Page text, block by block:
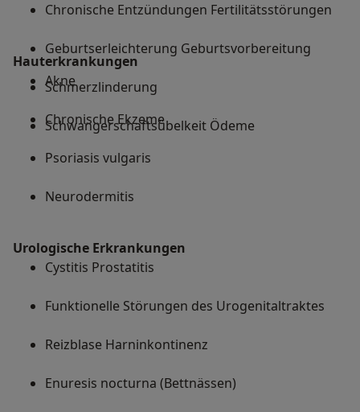
Chronische Entzündungen Fertilitätsstörungen
Geburtserleichterung Geburtsvorbereitung
Schmerzlinderung
Schwangerschaftsübelkeit Ödeme
Hauterkrankungen
Akne
Chronische Ekzeme
Psoriasis vulgaris
Neurodermitis
Urologische Erkrankungen
Cystitis Prostatitis
Funktionelle Störungen des Urogenitaltraktes
Reizblase Harninkontinenz
Enuresis nocturna (Bettnässen)